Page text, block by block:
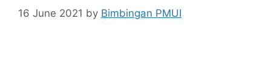
16 June 2021 by Bimbingan PMUI